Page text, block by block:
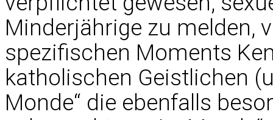
Minderjährige zu melden,
spezifischen Moments
katholischen Geistlichen
Monde“ die ebenfalls